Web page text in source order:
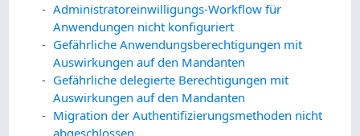
Administratoreinwilligungs-Workflow für
Anwendungen nicht konfiguriert
Gefährliche Anwendungsberechtigungen mit
Auswirkungen auf den Mandanten
Gefährliche delegierte Berechtigungen mit
Auswirkungen auf den Mandanten
Migration der Authentifizierungsmethoden nicht